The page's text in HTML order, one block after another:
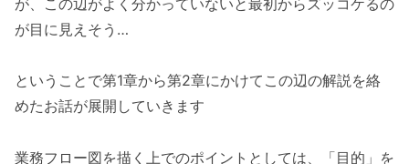
が目に見えそう…
ということで第1章から第2章にかけてこの辺の解説を絡
めたお話が展開していきます
業務フロー図を描く上でのポイントとしては、「目的」を